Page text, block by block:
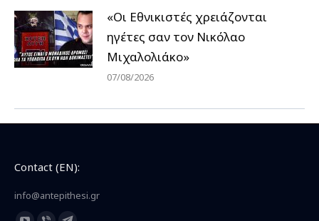
«Οι Εθνικιστές χρειάζονται
ηγέτες σαν τον Νικόλαο
Μιχαλολιάκο»
07/08/2026
Contact (EN):
info@antepithesi.gr
Find us on: